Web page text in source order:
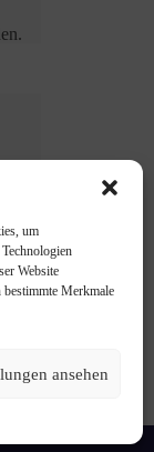
um
Website
bestimmte Merkmale
ansehen